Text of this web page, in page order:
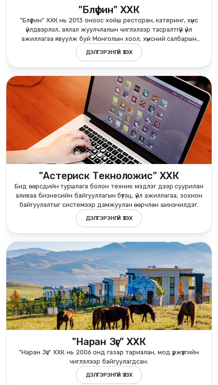
"Блүфин" ХХК
"Блүфин" ХХК нь 2013 оноос хойш ресторан, катеринг, хүнс
үйлдвэрлэл, аялал жуулчлалын чиглэлээр тасралтгүй үйл
ажиллагаа явуулж буй Монголын хоол, хүнсний салбарын
тэргүүлэгч групп компани юм.
ДЭЛГЭРЭНГҮЙ ҮЗЭХ
"Астериск Текноложис" ХХК
Бид өөрсдийн туршлага болон техник мэдлэг дээр суурилан
аливаа бизнесийн байгууллагын бүтэц, үйл ажиллагаа, зохион
байгуулалтыг системээр дамжуулан өөрчлөн шинэчилдэг.
ДЭЛГЭРЭНГҮЙ ҮЗЭХ
"Наран Зүг" ХХК
"Наран Зүг" ХХК нь 2006 онд газар тариалан, мод үржүүлгийн
чиглэлээр байгуулагдсан.
ДЭЛГЭРЭНГҮЙ ҮЗЭХ